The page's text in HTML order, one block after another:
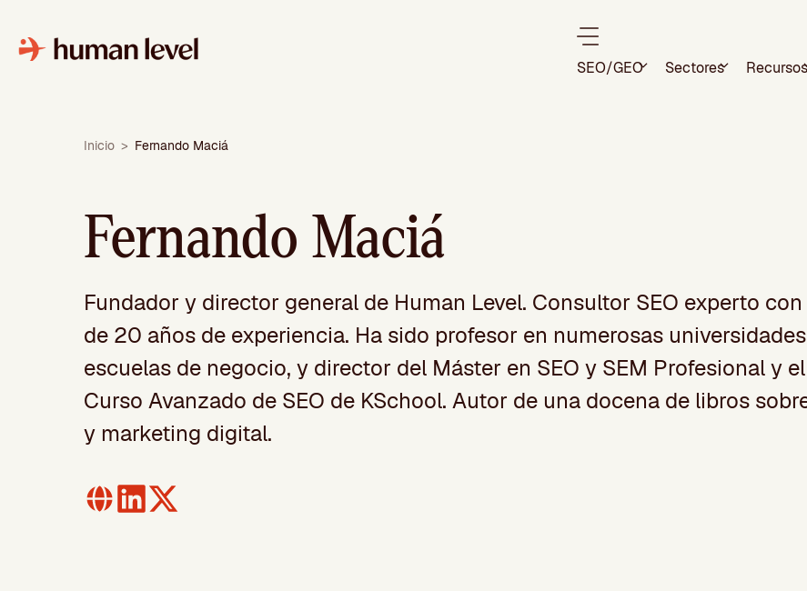
contenido
SEO/GEO Sectores
Inicio > Fernando Maciá
Fernando Maciá
Fundador y director general de Human Level. Consultor SEO experto
de 20 años de experiencia. Ha sido profesor en numerosas
escuelas de negocio, y director del Máster en SEO y SEM Profesional y el
Curso Avanzado de SEO de KSchool. Autor de una docena de libros
y marketing digital.